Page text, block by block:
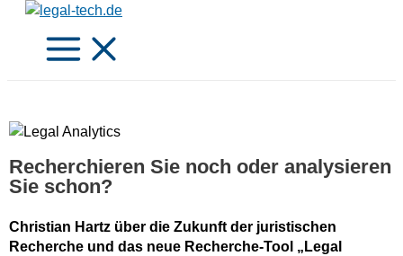
Zum
springen
Recherchieren Sie noch oder analysieren
Sie schon?
Christian Hartz über die Zukunft der juristischen
Recherche und das neue Recherche-Tool „Legal